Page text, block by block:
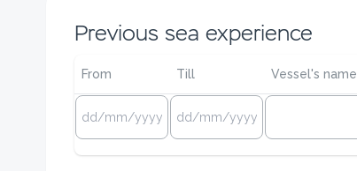
Previous sea experience
From Till Vessel's name